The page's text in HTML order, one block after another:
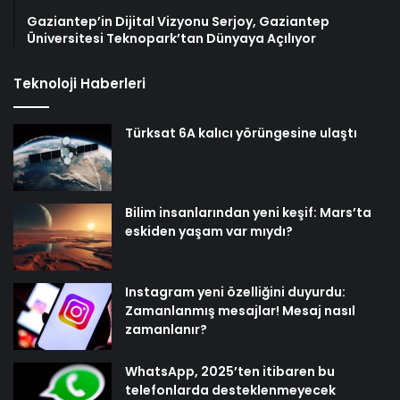
Gaziantep’in Dijital Vizyonu Serjoy, Gaziantep
Üniversitesi Teknopark’tan Dünyaya Açılıyor
Teknoloji Haberleri
Türksat 6A kalıcı yörüngesine ulaştı
Bilim insanlarından yeni keşif: Mars’ta
eskiden yaşam var mıydı?
Instagram yeni özelliğini duyurdu:
Zamanlanmış mesajlar! Mesaj nasıl
zamanlanır?
WhatsApp, 2025’ten itibaren bu
telefonlarda desteklenmeyecek